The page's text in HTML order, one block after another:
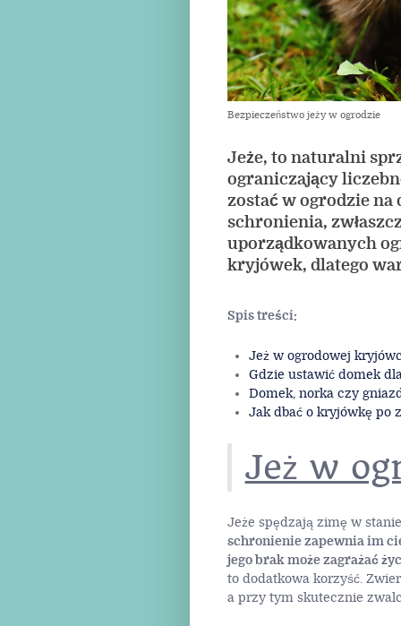
Bezpieczeństwo jeży w ogrodzie
Jeże, to naturalni
ograniczający
zostać w ogrodzie na
schronienia,
uporządkowanych
kryjówek, dlatego
Spis treści:
Jeż w ogrodowej
Gdzie ustawić domek
Domek, norka czy
Jak dbać o kryjówkę po
Jeż w
Jeże spędzają zimę w
schronienie zapewnia im
jego brak może zagrażać
to dodatkowa korzyść.
a przy tym skutecznie